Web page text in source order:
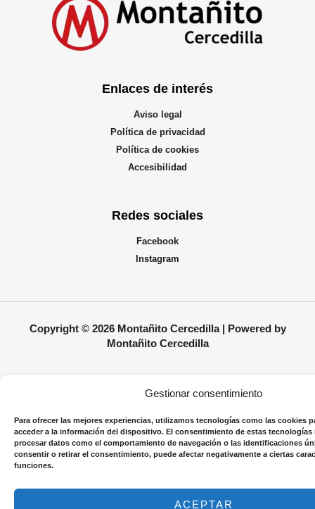
Gestionar consentimiento
Para ofrecer las mejores experiencias, utilizamos tecnologías como las cookies
acceder a la información del dispositivo. El consentimiento de estas tecnologías
procesar datos como el comportamiento de navegación o las identificaciones
consentir o retirar el consentimiento, puede afectar negativamente a ciertas
funciones.
ACEPTAR
Enlaces de interés
Aviso legal
Política de privacidad
Política de cookies
Accesibilidad
Redes sociales
Facebook
Instagram
Copyright © 2026 Montañito Cercedilla | Powered by
Montañito Cercedilla